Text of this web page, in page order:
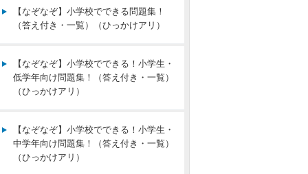
【なぞなぞ】小学校でできる問題集！
（答え付き・一覧）（ひっかけアリ）
【なぞなぞ】小学校でできる！小学生・
低学年向け問題集！（答え付き・一覧）
（ひっかけアリ）
【なぞなぞ】小学校でできる！小学生・
中学年向け問題集！（答え付き・一覧）
（ひっかけアリ）